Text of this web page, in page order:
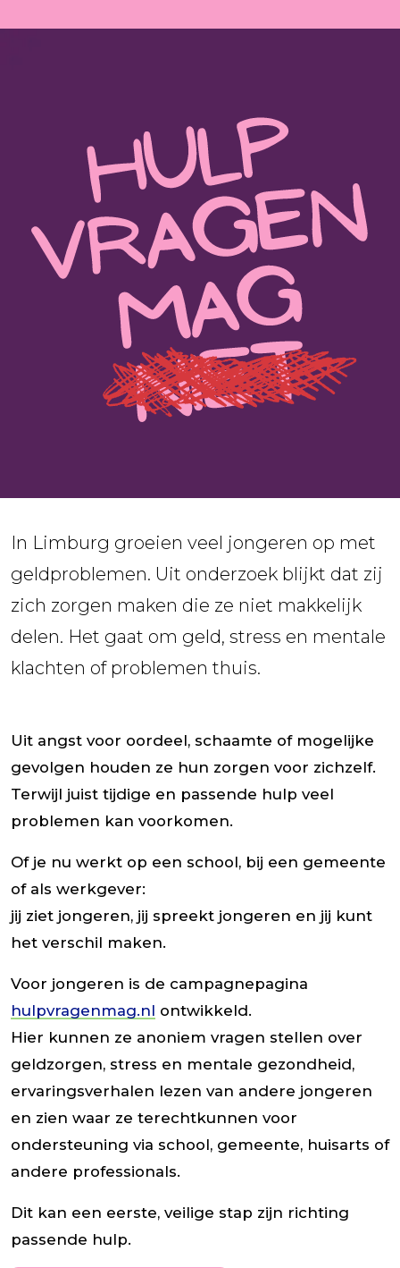
In Limburg groeien veel jongeren op met
geldproblemen. Uit onderzoek blijkt dat zij
zich zorgen maken die ze niet makkelijk
delen. Het gaat om geld, stress en mentale
klachten of problemen thuis.
Uit angst voor oordeel, schaamte of mogelijke
gevolgen houden ze hun zorgen voor zichzelf.
Terwijl juist tijdige en passende hulp veel
problemen kan voorkomen.
Of je nu werkt op een school, bij een gemeente
of als werkgever:
jij ziet jongeren, jij spreekt jongeren en jij kunt
het verschil maken.
Voor jongeren is de campagnepagina
hulpvragenmag.nl ontwikkeld.
Hier kunnen ze anoniem vragen stellen over
geldzorgen, stress en mentale gezondheid,
ervaringsverhalen lezen van andere jongeren
en zien waar ze terechtkunnen voor
ondersteuning via school, gemeente, huisarts of
andere professionals.
Dit kan een eerste, veilige stap zijn richting
passende hulp.